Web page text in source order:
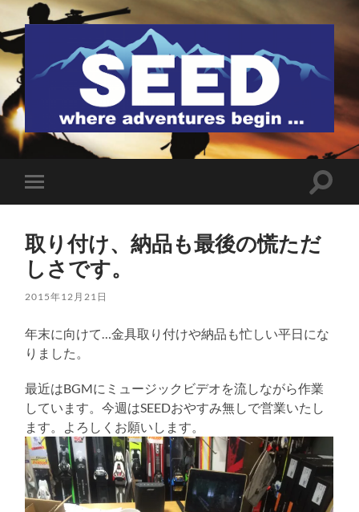
SEED
モ
バ
ル
メ
ニ
ュ
ー
を
替
え
る
検
ー
え
る
取り付け、納品も最後の慌ただ
しさです。
2015年12月21日
年末に向けて…金具取り付けや納品も忙しい平日にな
りました。
最近はBGMにミュージックビデオを流しながら作業
しています。今週はSEEDおやすみ無しで営業いたし
ます。よろしくお願いします。